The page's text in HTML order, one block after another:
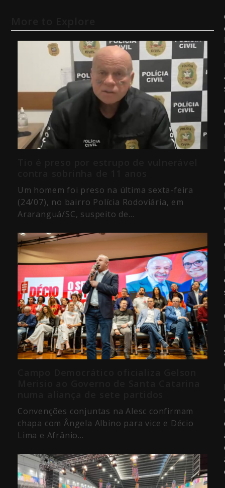
Um homem foi preso na última sexta-feira
(24/07), no bairro Polícia Rodoviária, em
Araranguá/SC, suspeito de…
Convenções conjuntas na Alesc confirmam
chapa com Ângela Albino para vice e Décio
Lima e Afrânio…